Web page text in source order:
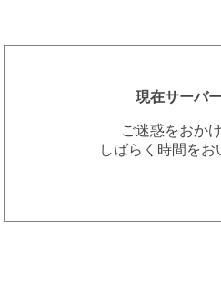
現在サーバ
ご迷惑をおか
しばらく時間を